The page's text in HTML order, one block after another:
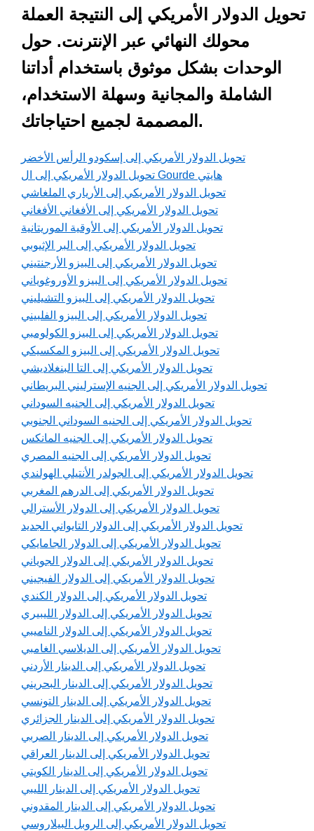
تحويل الدولار الأمريكي إلى النتيجة العملة
محولك النهائي عبر الإنترنت. حول
الوحدات بشكل موثوق باستخدام أداتنا
الشاملة والمجانية وسهلة الاستخدام،
المصممة لجميع احتياجاتك.
تحويل الدولار الأمريكي إلى إسكودو الرأس الأخضر
تحويل الدولار الأمريكي إلى ال Gourde هايتي
تحويل الدولار الأمريكي إلى الأرياري الملغاشي
تحويل الدولار الأمريكي إلى الأفغاني الأفغاني
تحويل الدولار الأمريكي إلى الأوقية الموريتانية
تحويل الدولار الأمريكي إلى البر الإثيوبي
تحويل الدولار الأمريكي إلى البيزو الأرجنتيني
تحويل الدولار الأمريكي إلى البيزو الأوروغوياني
تحويل الدولار الأمريكي إلى البيزو التشيليني
تحويل الدولار الأمريكي إلى البيزو الفلبيني
تحويل الدولار الأمريكي إلى البيزو الكولومبي
تحويل الدولار الأمريكي إلى البيزو المكسيكي
تحويل الدولار الأمريكي إلى التا البنغلاديشي
تحويل الدولار الأمريكي إلى الجنيه الإسترليني البريطاني
تحويل الدولار الأمريكي إلى الجنيه السوداني
تحويل الدولار الأمريكي إلى الجنيه السوداني الجنوبي
تحويل الدولار الأمريكي إلى الجنيه المانكس
تحويل الدولار الأمريكي إلى الجنيه المصري
تحويل الدولار الأمريكي إلى الجولدر الأنتيلي الهولندي
تحويل الدولار الأمريكي إلى الدرهم المغربي
تحويل الدولار الأمريكي إلى الدولار الأسترالي
تحويل الدولار الأمريكي إلى الدولار التايواني الجديد
تحويل الدولار الأمريكي إلى الدولار الجامايكي
تحويل الدولار الأمريكي إلى الدولار الجوياني
تحويل الدولار الأمريكي إلى الدولار الفيجيني
تحويل الدولار الأمريكي إلى الدولار الكندي
تحويل الدولار الأمريكي إلى الدولار الليبيري
تحويل الدولار الأمريكي إلى الدولار الناميبي
تحويل الدولار الأمريكي إلى الديلاسي الغامبي
تحويل الدولار الأمريكي إلى الدينار الأردني
تحويل الدولار الأمريكي إلى الدينار البحريني
تحويل الدولار الأمريكي إلى الدينار التونسي
تحويل الدولار الأمريكي إلى الدينار الجزائري
تحويل الدولار الأمريكي إلى الدينار الصربي
تحويل الدولار الأمريكي إلى الدينار العراقي
تحويل الدولار الأمريكي إلى الدينار الكويتي
تحويل الدولار الأمريكي إلى الدينار الليبي
تحويل الدولار الأمريكي إلى الدينار المقدوني
تحويل الدولار الأمريكي إلى الروبل البيلاروسي